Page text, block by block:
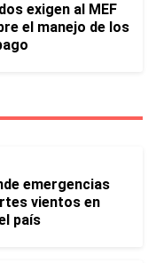
exigen al MEF
el manejo de los
emergencias
vientos en
país